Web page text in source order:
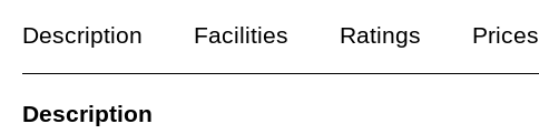
Description Facilities Ratings Prices
Description